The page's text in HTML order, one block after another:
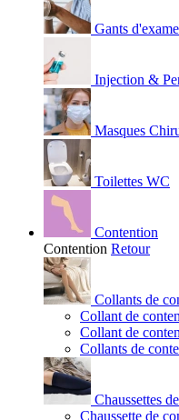
Gants
Injection &
Masques
Toilettes WC
Contention
Contention Retour
Collants de
Collant de
Collant de
Collants de
Chaussettes
Chaussette de